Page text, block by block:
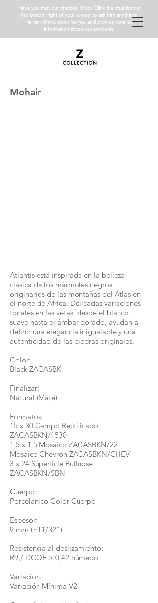
Have you met our chatbot, Chip? Click the chat icon at
the bottom right of your screen to ask him anything!
He can check stock for you and provide detailed
information about our products.
Mohair
Atlantis está inspirada en la belleza
clásica de los mármoles negros
originarios de las montañas del Atlas en
el norte de África. Delicadas variaciones
tonales en las vetas, desde el blanco
suave hasta el ámbar dorado, ayudan a
definir una elegancia inigualable y una
autenticidad de las piedras originales.
Color:
Black ZACASBK
Finalizar:
Natural (Mate)
Formatos:
15 x 30 Campo Rectificado
ZACASBKN/1530
1.5 x 1.5 Mosaico ZACASBKN/22
Mosaico Chevron ZACASBKN/CHEV
3 x 24 Superficie Bullnose
ZACASBKN/SBN
Cuerpo:
Porcelánico Color Cuerpo
Espesor:
9 mm (~11/32")
Resistencia al deslizamiento:
R9 / DCOF > 0,42 húmedo
Variación:
Variación Mínima V2